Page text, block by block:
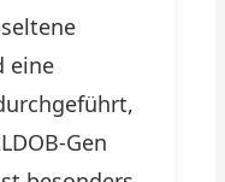
eine
Gen